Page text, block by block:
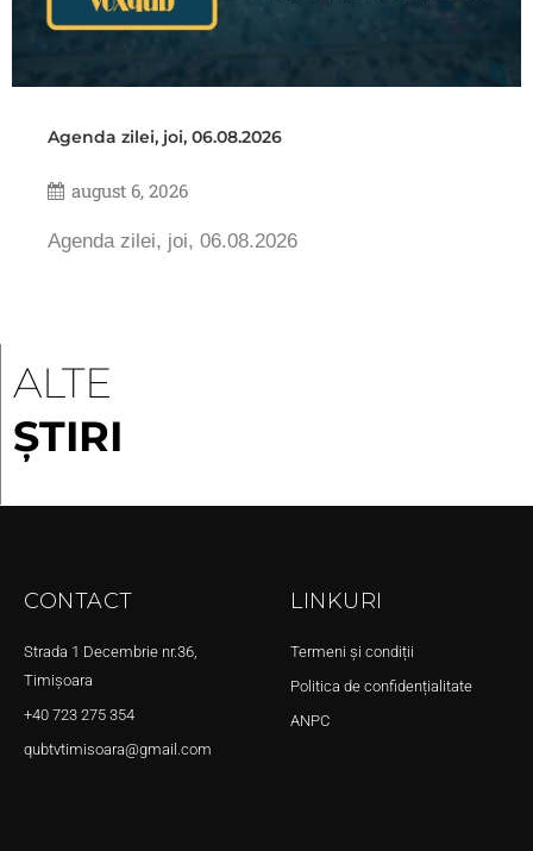
Agenda zilei, joi, 06.08.2026
august 6, 2026
Agenda zilei, joi, 06.08.2026
ALTE
ȘTIRI
CONTACT
Strada 1 Decembrie nr.36,
Timișoara
+40 723 275 354
qubtvtimisoara@gmail.com
LINKURI
Termeni și condiții
Politica de confidențialitate
ANPC